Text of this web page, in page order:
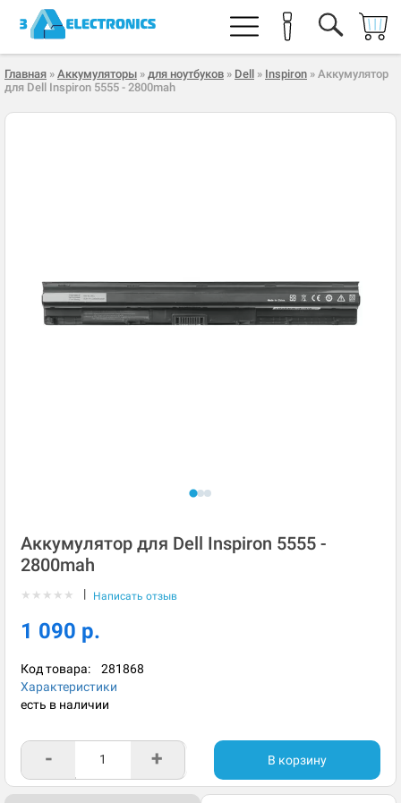
Главная » Аккумуляторы » для ноутбуков » Dell » Inspiron » Аккумулятор
для Dell Inspiron 5555 - 2800mah
Аккумулятор для Dell Inspiron 5555 -
2800mah
★ ★ ★ ★ ★ | Написать отзыв
1 090 р.
Код товара: 281868
Характеристики
есть в наличии
- + В корзину